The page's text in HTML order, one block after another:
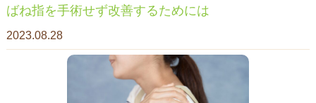
ばね指を手術せず改善するためには
2023.08.28